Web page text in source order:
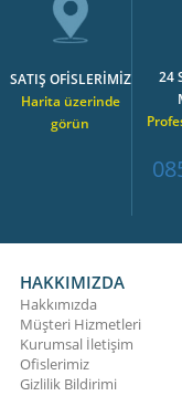
SATIŞ OFİSLERİMİZ
Harita üzerinde
görün
24
HAKKIMIZDA
Hakkımızda
Müşteri Hizmetleri
Kurumsal İletişim
Ofislerimiz
Gizlilik Bildirimi